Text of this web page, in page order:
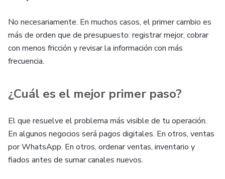
No necesariamente. En muchos casos, el primer cambio es
más de orden que de presupuesto: registrar mejor, cobrar
con menos fricción y revisar la información con más
frecuencia.
¿Cuál es el mejor primer paso?
El que resuelve el problema más visible de tu operación.
En algunos negocios será pagos digitales. En otros, ventas
por WhatsApp. En otros, ordenar ventas, inventario y
fiados antes de sumar canales nuevos.